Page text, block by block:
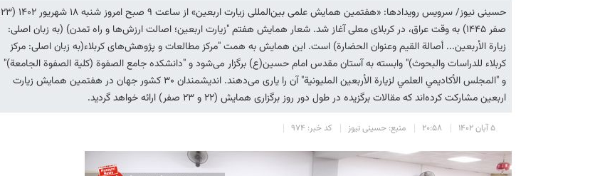
حسینی نیوز/ سرویس رویدادها: «هفتمین همایش علمی بین‌المللی زیارت اربعین» از ساعت ۹ صبح امروز شنبه ۱۸ شهریور ۱۴۰۲ (۲۳
صفر ١٤٤٥) به وقت عراق، در کربلای معلی آغاز شد. شعار همایش هفتم "زیارت اربعین؛ اصالت ارزش‌ها و راه تمدن) (به زبان اصلی:
زیارة الأربعین... أصالة القیم وعنوان الحضارة) است. این همایش به همت "مرکز مطالعات و پژوهش‌های کربلاء(به زبان اصلی: مرکز
کربلاء للدراسات والبحوث)" وابسته به آستان مقدس امام حسین(ع) برگزار می‌شود و "دانشکده جامع الصفوة (کلیة الصفوة الجامعة)"
و "المجلس الأكاديمي العلمي لزيارة الأربعين المليونية" آن را یاری می‌دهند. اندیشمندان ۳۰ کشور جهان در هفتمین همایش زیارت
اربعین مشارکت کرده‌اند که مقالات برگزیده در طول دور روز برگزاری همایش (۲۲ و ۲۳ صفر) ارائه خواهد گردید.
۵ آبان ۱۴۰۲ ۲۰:۵۸ منبع: حسینی نیوز کد خبر: ۹۷۴